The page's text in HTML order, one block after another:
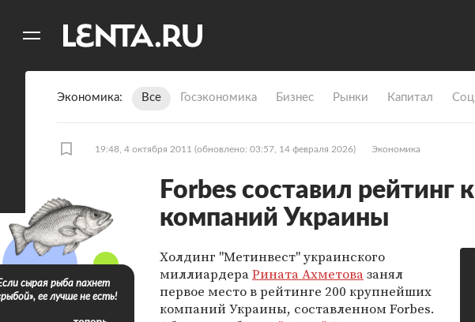
Экономика Все Госэкономика Бизнес Рынки Капитал
19:48, 4 октября 2011 (обновлено: 03:57, 14 февраля 2026) Экономика
Forbes составил рейтинг
компаний Украины
Холдинг "Метинвест" украинского
миллиардераРината Ахметовазанял
первое место в рейтинге 200 крупнейших
компаний Украины, составленном Forbes.
сырая рыба пахнет
ее лучше не есть!